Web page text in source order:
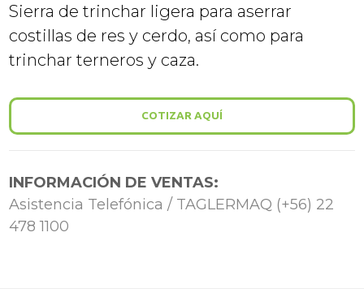
Sierra de trinchar ligera para aserrar
costillas de res y cerdo, así como para
trinchar terneros y caza.
COTIZAR AQUÍ
INFORMACIÓN DE VENTAS:
Asistencia Telefónica / TAGLERMAQ (+56) 22
478 1100